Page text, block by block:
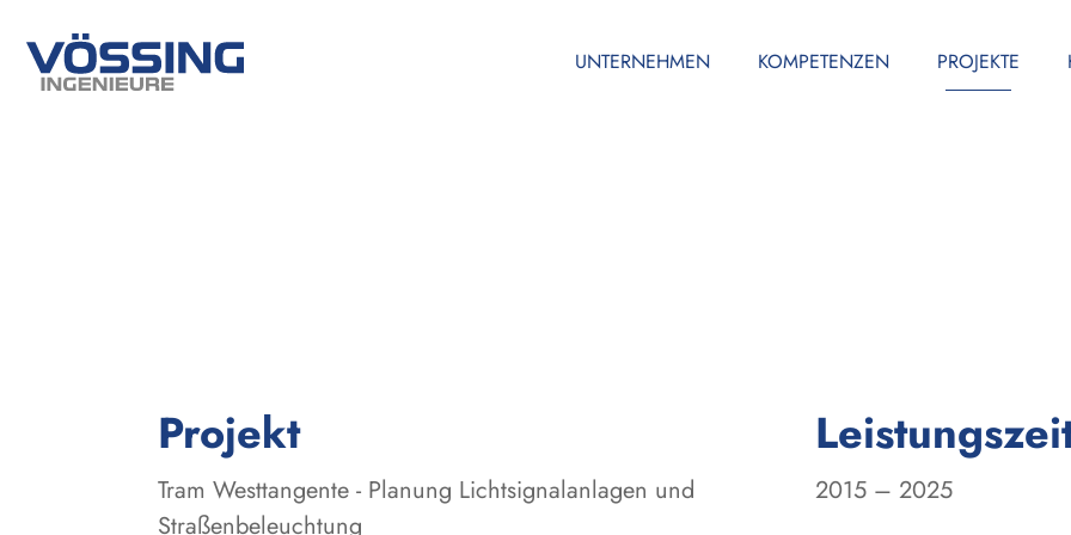
UNTERNEHMEN KOMPETENZEN PROJEKTE
Projekt
Tram Westtangente - Planung Lichtsignalanlagen und
Straßenbeleuchtung
2015 – 2025